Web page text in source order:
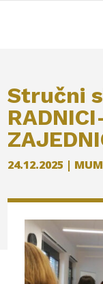
Stručni
24.12.2025 |